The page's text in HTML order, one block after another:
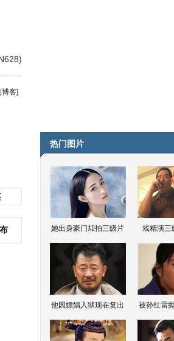
博客]
热门图片
她出身豪门却拍三级片 戏精演三
他因嫖娼入狱现在复出 被孙红雷